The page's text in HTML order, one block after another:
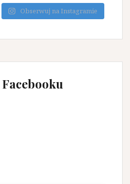
Obserwuj na Instagramie